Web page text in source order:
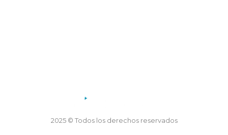
2025 © Todos los derechos reservados